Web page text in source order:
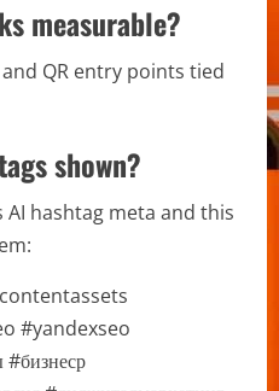
measurable?
QR entry points tied
shown?
hashtag meta and this
#yandexseo
#бизнеср